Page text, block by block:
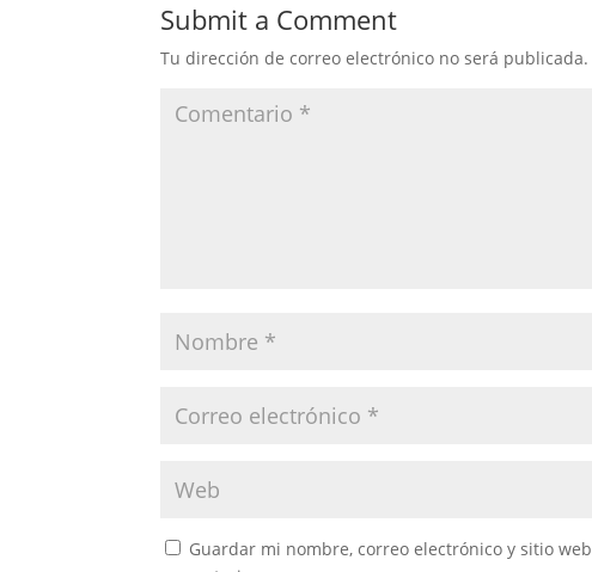
Submit a Comment
Tu dirección de correo electrónico no será publicada.
Guardar mi nombre, correo electrónico y sitio